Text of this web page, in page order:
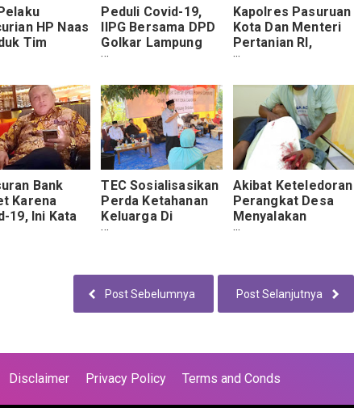
HP Naas
Tim
Suropati.
Peduli Covid-19,
IIPG Bersama DPD
Golkar Lampung
Bagi100 Wastafel
Ribu Masker.
Kapolres Pasuruan
Kota Dan Menteri
Pertanian RI,
Bersama-sama
Lebih Maju.
Bank
Karena
19, Ini Kata
Firm
TEC Sosialisasikan
Perda Ketahanan
Keluarga Di
Lampung Selatan.
Akibat Keteledoran
Perangkat Desa
Menyalakan
Kembang
Post Selanjutnya
Post Sebelumnya
Disclaimer Privacy Policy Terms and Conds